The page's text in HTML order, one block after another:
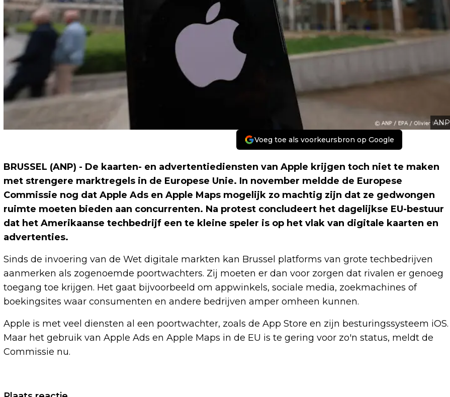
ANP
Voeg toe als voorkeursbron op Google
BRUSSEL (ANP) - De kaarten- en advertentiediensten van Apple krijgen toch niet te maken
met strengere marktregels in de Europese Unie. In november meldde de Europese
Commissie nog dat Apple Ads en Apple Maps mogelijk zo machtig zijn dat ze gedwongen
ruimte moeten bieden aan concurrenten. Na protest concludeert het dagelijkse EU-bestuur
dat het Amerikaanse techbedrijf een te kleine speler is op het vlak van digitale kaarten en
advertenties.
Sinds de invoering van de Wet digitale markten kan Brussel platforms van grote techbedrijven
aanmerken als zogenoemde poortwachters. Zij moeten er dan voor zorgen dat rivalen er genoeg
toegang toe krijgen. Het gaat bijvoorbeeld om appwinkels, sociale media, zoekmachines of
boekingsites waar consumenten en andere bedrijven amper omheen kunnen.
Apple is met veel diensten al een poortwachter, zoals de App Store en zijn besturingssysteem iOS.
Maar het gebruik van Apple Ads en Apple Maps in de EU is te gering voor zo'n status, meldt de
Commissie nu.
Vorig artikel